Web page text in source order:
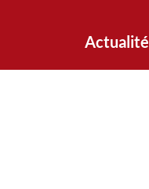
Actualité